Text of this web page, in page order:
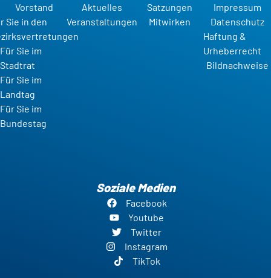
Vorstand
Sie in den
Für Sie im
Stadtrat
Für Sie im
Landtag
Für Sie im
Bundestag
Aktuelles
Veranstaltungen
Satzungen
Mitwirken
Impressum
Datenschutz
Haftung &
Urheberrecht
Bildnachweise
Soziale Medien
Facebook
Youtube
Twitter
Instagram
TikTok